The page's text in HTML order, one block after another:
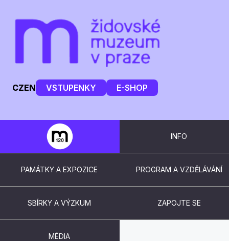
CZEN VSTUPENKY E-SHOP
INFO
PAMÁTKY A EXPOZICE PROGRAM A VZDĚLÁVÁNÍ
SBÍRKY A VÝZKUM ZAPOJTE SE
MÉDIA